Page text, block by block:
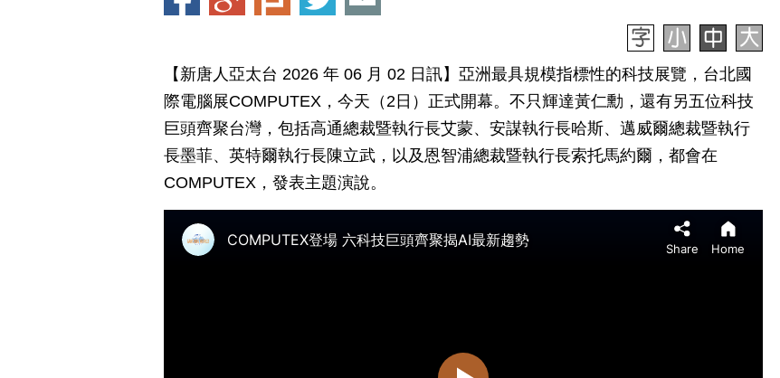
【新唐人亞太台 2026 年 06 月 02 日訊】亞洲最具規模指標性的科技展覽，台北國
際電腦展COMPUTEX，今天（2日）正式開幕。不只輝達黃仁勳，還有另五位科技
巨頭齊聚台灣，包括高通總裁暨執行長艾蒙、安謀執行長哈斯、邁威爾總裁暨執行
長墨菲、英特爾執行長陳立武，以及恩智浦總裁暨執行長索托馬約爾，都會在
COMPUTEX，發表主題演說。